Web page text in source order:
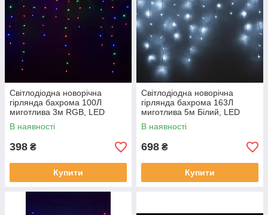
Світлодіодна новорічна
гірлянда бахрома 100Л
миготлива 3м RGB, LED
(950125)
В наявності
398 ₴
Купити
Світлодіодна новорічна
гірлянда бахрома 163Л
миготлива 5м Білий, LED
(950132)
В наявності
698 ₴
Купити